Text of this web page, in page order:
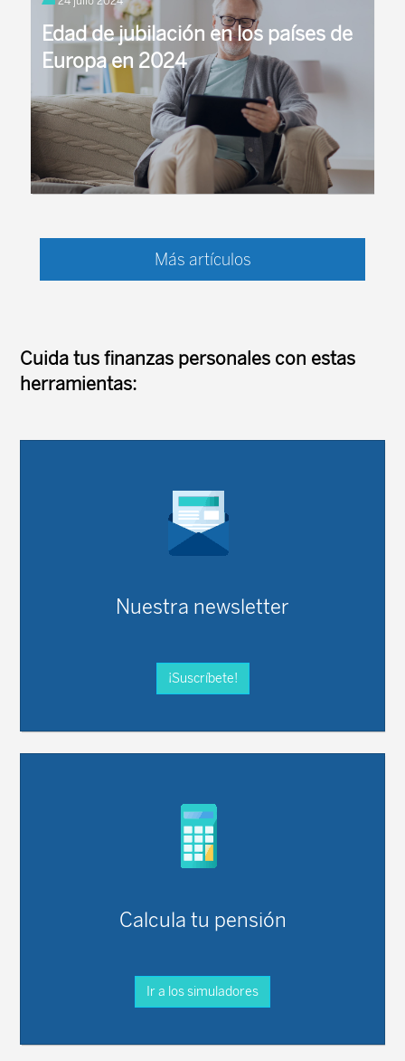
11/2024, de 23 de diciembre, para ...
Edad de jubilación en los países de
Europa en 2024
El Finnish Centre for Pensions (Centro Finlandés de
Pensiones), recoge en uno de sus contenidos, que
actualiza anualmente, las edades de jubilación en
Más artículos
Cuida tus finanzas personales con estas
herramientas:
Nuestra newsletter
¡Suscríbete!
Calcula tu pensión
Ir a los simuladores